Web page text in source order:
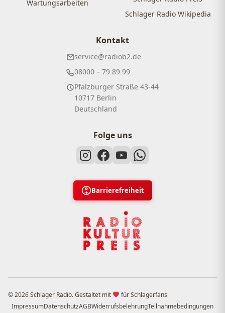
Wartungsarbeiten
Schlager Radio Wikipedia
Kontakt
service@radiob2.de
08000 – 79 89 99
Pfalzburger Straße 43-44
10717 Berlin
Deutschland
Folge uns
Barrierefreiheit
© 2026 Schlager Radio. Gestaltet mit
für Schlagerfans
ImpressumDatenschutzAGBWiderrufsbelehrungTeilnahmebedingungen